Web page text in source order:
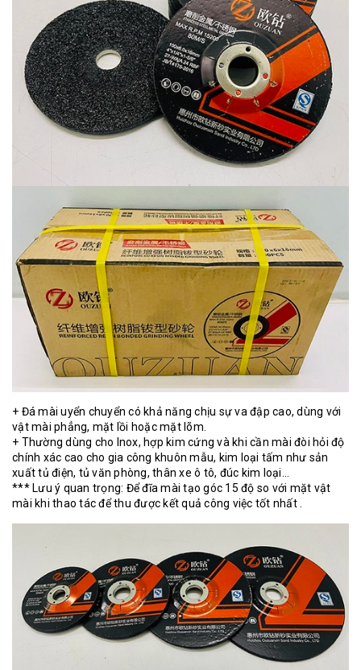
+ Đá mài uyển chuyển có khả năng chịu sự va đập cao, dùng với
vật mài phẳng, mặt lồi hoặc mặt lõm.
+ Thường dùng cho Inox, hợp kim cứng và khi cần mài đòi hỏi độ
chính xác cao cho gia công khuôn mẫu, kim loại tấm như sản
xuất tủ điện, tủ văn phòng, thân xe ô tô, đúc kim loại…
*** Lưu ý quan trọng: Để đĩa mài tạo góc 15 độ so với mặt vật
mài khi thao tác để thu được kết quả công việc tốt nhất .